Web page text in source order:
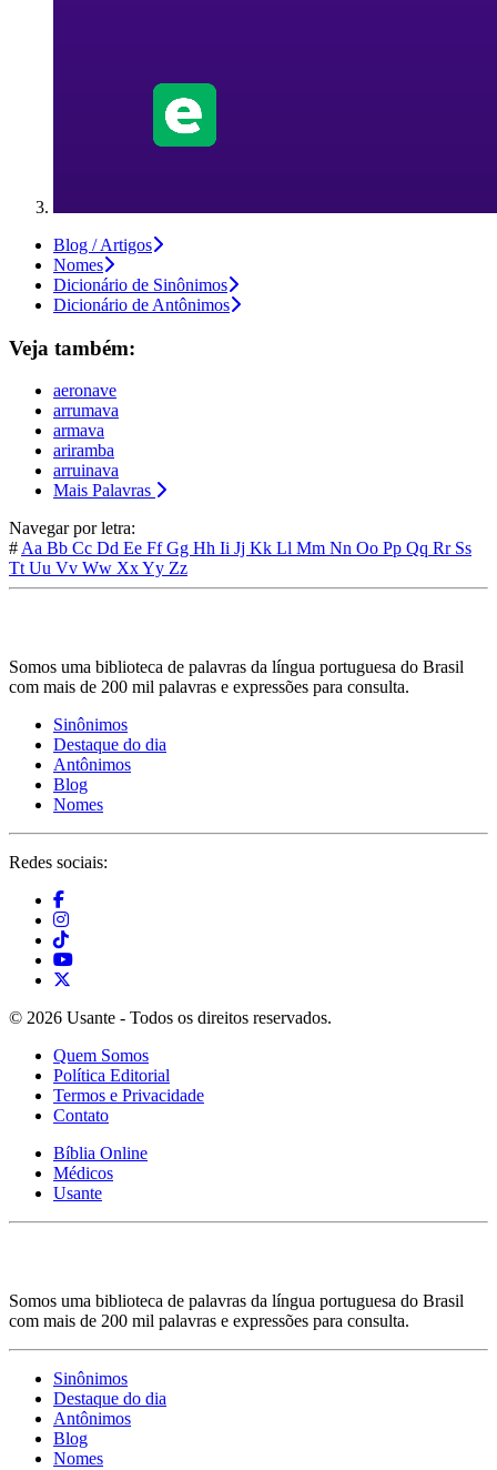
Blog / Artigos
Nomes
Dicionário de Sinônimos
Dicionário de Antônimos
Veja também:
aeronave
arrumava
armava
ariramba
arruinava
Mais Palavras
Navegar por letra:
# Aa Bb Cc Dd Ee FfGg Hh Ii Jj Kk Ll Mm Nn Oo Pp Qq Rr Ss
Tt Uu Vv Ww XxYy Zz
Somos uma biblioteca de palavras da língua portuguesa do Brasil
com mais de 200 mil palavras e expressões para consulta.
Sinônimos
Destaque do dia
Antônimos
Blog
Nomes
Redes sociais:
© 2026 Usante - Todos os direitos reservados.
Quem Somos
Política Editorial
Termos e Privacidade
Contato
Bíblia Online
Médicos
Usante
Somos uma biblioteca de palavras da língua portuguesa do Brasil
com mais de 200 mil palavras e expressões para consulta.
Sinônimos
Destaque do dia
Antônimos
Blog
Nomes